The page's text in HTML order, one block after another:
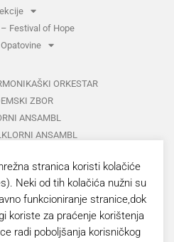
Festival of Hope
ORKESTAR
ZBOR
ANSAMBL
ANSAMBL
ANSAMBLA
FOLKLOR
ANSAMBL
KONCERTI
stranica koristi kolačiće
Neki od tih kolačića nužni su
funkcioniranje stranice,dok
koriste za praćenje korištenja
radi poboljšanja korisničkog